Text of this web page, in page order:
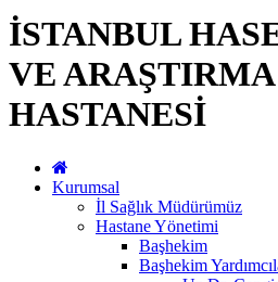
İSTANBUL
VE ARAŞTIRMA
HASTANESİ
Kurumsal
İl Sağlık Müdürümüz
Hastane Yönetimi
Başhekim
Başhekim